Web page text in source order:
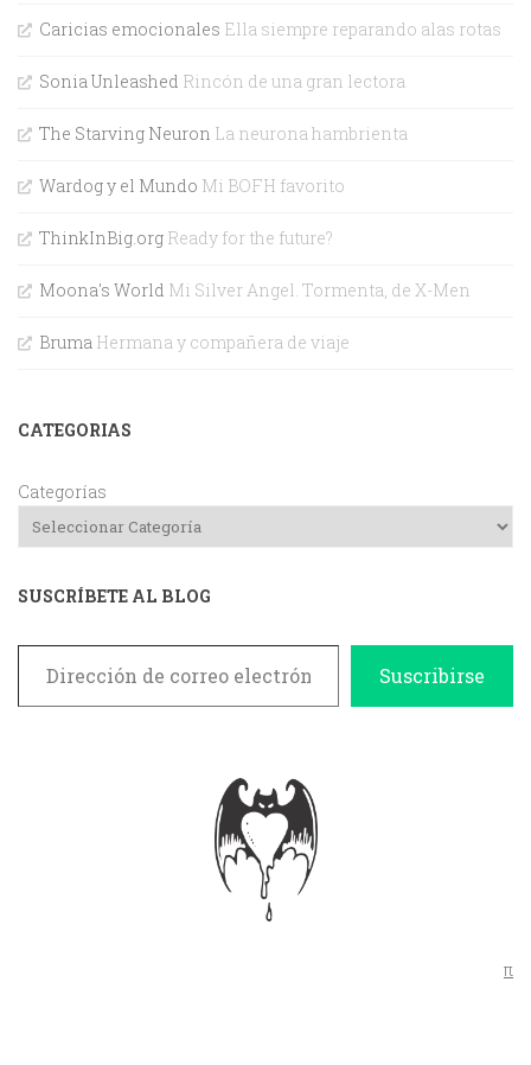
Caricias emocionales Ella siempre reparando alas rotas
Sonia Unleashed Rincón de una gran lectora
The Starving Neuron La neurona hambrienta
Wardog y el Mundo Mi BOFH favorito
ThinkInBig.org Ready for the future?
Moona's World Mi Silver Angel. Tormenta, de X-Men
Bruma Hermana y compañera de viaje
CATEGORIAS
Categorías
SUSCRÍBETE AL BLOG
Dirección de correo electrónico
Suscribirse
π